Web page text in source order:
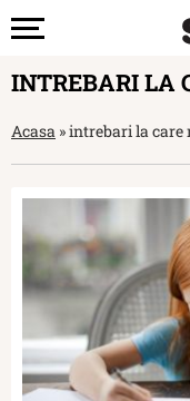
INTREBARI LA
Acasa »intrebari la care